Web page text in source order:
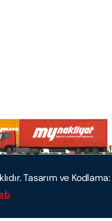
Tasarım ve Kodlama: